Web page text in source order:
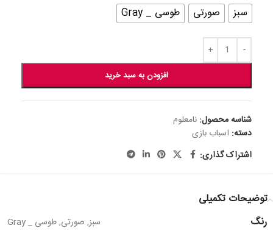
سبز
صورتی طوسی _ Gray
افزودن به سبد خرید
شناسه محصول: نامعلوم
دسته: اسباب بازی
اشتراک گذاری:
توضیحات تکمیلی
رنگ
سبز, صورتی,طوسی _ Gray